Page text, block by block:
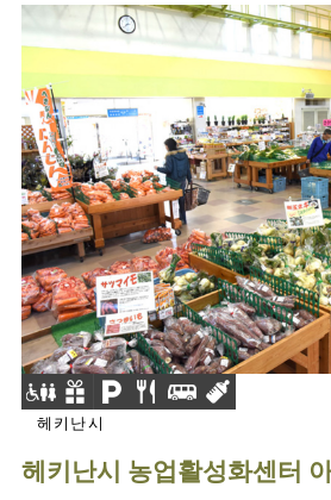
헤키난시
헤키난시 농업활성화센터